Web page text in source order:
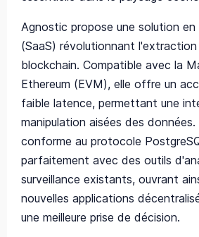
Agnostic propose une solution
(SaaS) révolutionnant
blockchain. Compatible avec la
Ethereum (EVM), elle offre un
faible latence, permettant une
manipulation aisées des
conforme au protocole
parfaitement avec des outils
surveillance existants, ouvrant
nouvelles applications
une meilleure prise de décision.